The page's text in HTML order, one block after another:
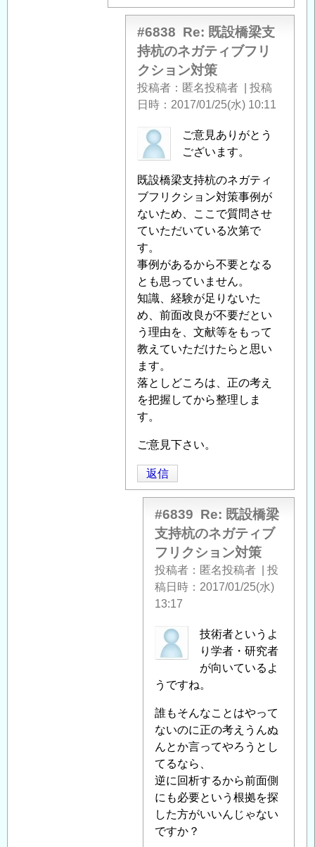
梁
」
#6838 Re: 既設橋梁支
持杭のネガティブフリ
クション対策
投稿者 匿名投稿者
投稿
日時
2017/01/25(水) 10:11
匿
名
稿
者
に
よ
る
「Re:
既
設
橋
梁
支
持
杭
の
ネ
ガ
ィ
ブ
ご意見ありがとう
ございます。
既設橋梁支持杭のネガティ
ブフリクション対策事例が
ないため、ここで質問させ
ていただいている次第で
す。
事例があるから不要となる
とも思っていません。
知識、経験が足りないた
め、前面改良が不要だとい
う理由を、文献等をもって
教えていただけたらと思い
ます。
落としどころは、正の考え
を把握してから整理しま
す。
ご意見下さい。
返信
#6839 Re: 既設橋梁
支持杭のネガティブ
フリクション対策
投稿者 匿名投稿者
投
稿日時
2017/01/25(水)
13:17
匿
名
稿
に
よ
る
「 Re:
既
設
橋
梁
技術者というよ
り学者・研究者
が向いているよ
うですね。
誰もそんなことはやって
ないのに正の考えうんぬ
んとか言ってやろうとし
てるなら、
逆に回析するから前面側
にも必要という根拠を探
した方がいいんじゃない
ですか？